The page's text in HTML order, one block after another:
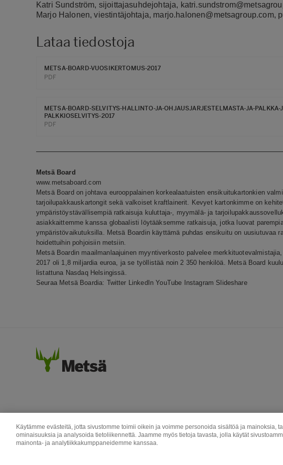
Katri Sundström, sijoittajasuhdejohtaja,
Marjo Halonen, viestintäjohtaja, marjo.halonen@metsagroup.com,
Lataa tiedostoja
METSA-BOARD-VUOSIKERTOMUS-2017
PDF
METSA-BOARD-SELVITYS-HALLINTO-JA-OHJAUSJARJESTELMASTA-JA-PALKKA-
PALKKIOSELVITYS-2017
PDF
Metsä Board
www.metsaboard.com
Metsä Board on johtava eurooppalainen korkealaatuisten ensikuitukartonkien
tarjoilupakkauskartongit sekä valkoiset kraftlainerit. Kevyet kartonkimme on
ympäristöystävällisempiä ratkaisuja kuluttaja-, myymälä- ja
asiakkaittemme kanssa globaalisti löytääksemme ratkaisuja, jotka luovat
ympäristövaikutuksilla. Metsä Boardin käyttämä puhdas ensikuitu on uusiutuvaa
hoidettuihin pohjoisiin metsiin.
Metsä Boardin maailmanlaajuinen myyntiverkosto palvelee
2017 oli 1,8 miljardia euroa, ja se työllistää noin 2 350 henkilöä. Metsä Board
listattuna Nasdaq Helsingissä.
Seuraa Metsä Boardia: Twitter LinkedIn YouTube Instagram Slideshare
Käytämme evästeitä, jotta sivustomme toimii oikein ja voimme personoida sisältöä ja mainoksia,
ominaisuuksia ja analysoida tietoliikennettä. Jaamme myös tietoja tavasta, jolla käytät
mainonta- ja analytiikkakumppaneidemme kanssaa.